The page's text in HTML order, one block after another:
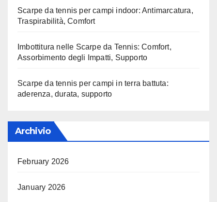
Scarpe da tennis per campi indoor: Antimarcatura,
Traspirabilità, Comfort
Imbottitura nelle Scarpe da Tennis: Comfort,
Assorbimento degli Impatti, Supporto
Scarpe da tennis per campi in terra battuta:
aderenza, durata, supporto
Archivio
February 2026
January 2026